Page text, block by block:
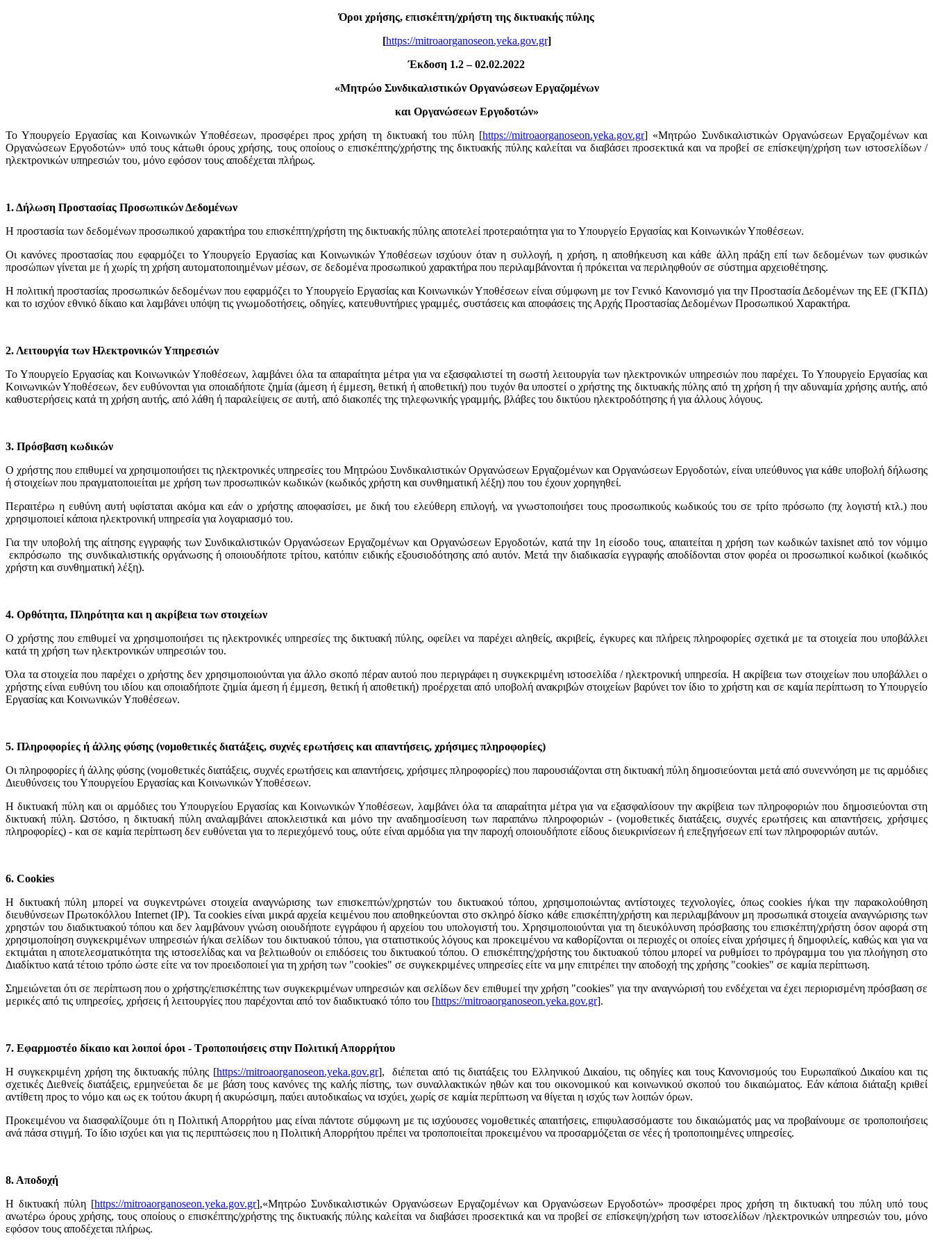
Όροι χρήσης, επισκέπτη/χρήστη της δικτυακής πύλης
[https://mitroaorganoseon.yeka.gov.gr]
Έκδοση 1.2 – 02.02.2022
«Μητρώο Συνδικαλιστικών Οργανώσεων Εργαζομένων
και Οργανώσεων Εργοδοτών»
Το Υπουργείο Εργασίας και Κοινωνικών Υποθέσεων, προσφέρει προς χρήση τη δικτυακή του πύλη [https://mitroaorganoseon.yeka.gov.gr] «Μητρώο Συνδικαλιστικών Οργανώσεων Εργαζομένων και
Οργανώσεων Εργοδοτών» υπό τους κάτωθι όρους χρήσης, τους οποίους ο επισκέπτης/χρήστης της δικτυακής πύλης καλείται να διαβάσει προσεκτικά και να προβεί σε επίσκεψη/χρήση των ιστοσελίδων /
ηλεκτρονικών υπηρεσιών του, μόνο εφόσον τους αποδέχεται πλήρως.
1. Δήλωση Προστασίας Προσωπικών Δεδομένων
H προστασία των δεδομένων προσωπικού χαρακτήρα του επισκέπτη/χρήστη της δικτυακής πύλης αποτελεί προτεραιότητα για το Υπουργείο Εργασίας και Κοινωνικών Υποθέσεων.
Οι κανόνες προστασίας που εφαρμόζει το Υπουργείο Εργασίας και Κοινωνικών Υποθέσεων ισχύουν όταν η συλλογή, η χρήση, η αποθήκευση και κάθε άλλη πράξη επί των δεδομένων των φυσικών
προσώπων γίνεται με ή χωρίς τη χρήση αυτοματοποιημένων μέσων, σε δεδομένα προσωπικού χαρακτήρα που περιλαμβάνονται ή πρόκειται να περιληφθούν σε σύστημα αρχειοθέτησης.
Η πολιτική προστασίας προσωπικών δεδομένων που εφαρμόζει το Υπουργείο Εργασίας και Κοινωνικών Υποθέσεων είναι σύμφωνη με τον Γενικό Κανονισμό για την Προστασία Δεδομένων της ΕΕ (ΓΚΠΔ)
και το ισχύον εθνικό δίκαιο και λαμβάνει υπόψη τις γνωμοδοτήσεις, οδηγίες, κατευθυντήριες γραμμές, συστάσεις και αποφάσεις της Αρχής Προστασίας Δεδομένων Προσωπικού Χαρακτήρα.
2. Λειτουργία των Ηλεκτρονικών Υπηρεσιών
Το Υπουργείο Εργασίας και Κοινωνικών Υποθέσεων, λαμβάνει όλα τα απαραίτητα μέτρα για να εξασφαλιστεί τη σωστή λειτουργία των ηλεκτρονικών υπηρεσιών που παρέχει. Το Υπουργείο Εργασίας και
Κοινωνικών Υποθέσεων, δεν ευθύνονται για οποιαδήποτε ζημία (άμεση ή έμμεση, θετική ή αποθετική) που τυχόν θα υποστεί ο χρήστης της δικτυακής πύλης από τη χρήση ή την αδυναμία χρήσης αυτής, από
καθυστερήσεις κατά τη χρήση αυτής, από λάθη ή παραλείψεις σε αυτή, από διακοπές της τηλεφωνικής γραμμής, βλάβες του δικτύου ηλεκτροδότησης ή για άλλους λόγους.
3. Πρόσβαση κωδικών
Ο χρήστης που επιθυμεί να χρησιμοποιήσει τις ηλεκτρονικές υπηρεσίες του Μητρώου Συνδικαλιστικών Οργανώσεων Εργαζομένων και Οργανώσεων Εργοδοτών, είναι υπεύθυνος για κάθε υποβολή δήλωσης
ή στοιχείων που πραγματοποιείται με χρήση των προσωπικών κωδικών (κωδικός χρήστη και συνθηματική λέξη) που του έχουν χορηγηθεί.
Περαιτέρω η ευθύνη αυτή υφίσταται ακόμα και εάν ο χρήστης αποφασίσει, με δική του ελεύθερη επιλογή, να γνωστοποιήσει τους προσωπικούς κωδικούς του σε τρίτο πρόσωπο (πχ λογιστή κτλ.) που
χρησιμοποιεί κάποια ηλεκτρονική υπηρεσία για λογαριασμό του.
Για την υποβολή της αίτησης εγγραφής των Συνδικαλιστικών Οργανώσεων Εργαζομένων και Οργανώσεων Εργοδοτών, κατά την 1η είσοδο τους, απαιτείται η χρήση των κωδικών taxisnet από τον νόμιμο
εκπρόσωπο της συνδικαλιστικής οργάνωσης ή οποιουδήποτε τρίτου, κατόπιν ειδικής εξουσιοδότησης από αυτόν. Μετά την διαδικασία εγγραφής αποδίδονται στον φορέα οι προσωπικοί κωδικοί (κωδικός
χρήστη και συνθηματική λέξη).
4. Ορθότητα, Πληρότητα και η ακρίβεια των στοιχείων
Ο χρήστης που επιθυμεί να χρησιμοποιήσει τις ηλεκτρονικές υπηρεσίες της δικτυακή πύλης, οφείλει να παρέχει αληθείς, ακριβείς, έγκυρες και πλήρεις πληροφορίες σχετικά με τα στοιχεία που υποβάλλει
κατά τη χρήση των ηλεκτρονικών υπηρεσιών του.
Όλα τα στοιχεία που παρέχει ο χρήστης δεν χρησιμοποιούνται για άλλο σκοπό πέραν αυτού που περιγράφει η συγκεκριμένη ιστοσελίδα / ηλεκτρονική υπηρεσία. Η ακρίβεια των στοιχείων που υποβάλλει ο
χρήστης είναι ευθύνη του ιδίου και οποιαδήποτε ζημία άμεση ή έμμεση, θετική ή αποθετική) προέρχεται από υποβολή ανακριβών στοιχείων βαρύνει τον ίδιο το χρήστη και σε καμία περίπτωση το Υπουργείο
Εργασίας και Κοινωνικών Υποθέσεων.
5. Πληροφορίες ή άλλης φύσης (νομοθετικές διατάξεις, συχνές ερωτήσεις και απαντήσεις, χρήσιμες πληροφορίες)
Οι πληροφορίες ή άλλης φύσης (νομοθετικές διατάξεις, συχνές ερωτήσεις και απαντήσεις, χρήσιμες πληροφορίες) που παρουσιάζονται στη δικτυακή πύλη δημοσιεύονται μετά από συνεννόηση με τις αρμόδιες
Διευθύνσεις του Υπουργείου Εργασίας και Κοινωνικών Υποθέσεων.
Η δικτυακή πύλη και οι αρμόδιες του Υπουργείου Εργασίας και Κοινωνικών Υποθέσεων, λαμβάνει όλα τα απαραίτητα μέτρα για να εξασφαλίσουν την ακρίβεια των πληροφοριών που δημοσιεύονται στη
δικτυακή πύλη. Ωστόσο, η δικτυακή πύλη αναλαμβάνει αποκλειστικά και μόνο την αναδημοσίευση των παραπάνω πληροφοριών - (νομοθετικές διατάξεις, συχνές ερωτήσεις και απαντήσεις, χρήσιμες
πληροφορίες) - και σε καμία περίπτωση δεν ευθύνεται για το περιεχόμενό τους, ούτε είναι αρμόδια για την παροχή οποιουδήποτε είδους διευκρινίσεων ή επεξηγήσεων επί των πληροφοριών αυτών.
6. Cookies
Η δικτυακή πύλη μπορεί να συγκεντρώνει στοιχεία αναγνώρισης των επισκεπτών/χρηστών του δικτυακού τόπου, χρησιμοποιώντας αντίστοιχες τεχνολογίες, όπως cookies ή/και την παρακολούθηση
διευθύνσεων Πρωτοκόλλου Internet (IP). Τα cookies είναι μικρά αρχεία κειμένου που αποθηκεύονται στο σκληρό δίσκο κάθε επισκέπτη/χρήστη και περιλαμβάνουν μη προσωπικά στοιχεία αναγνώρισης των
χρηστών του διαδικτυακού τόπου και δεν λαμβάνουν γνώση οιουδήποτε εγγράφου ή αρχείου του υπολογιστή του. Χρησιμοποιούνται για τη διευκόλυνση πρόσβασης του επισκέπτη/χρήστη όσον αφορά στη
χρησιμοποίηση συγκεκριμένων υπηρεσιών ή/και σελίδων του δικτυακού τόπου, για στατιστικούς λόγους και προκειμένου να καθορίζονται οι περιοχές οι οποίες είναι χρήσιμες ή δημοφιλείς, καθώς και για να
εκτιμάται η αποτελεσματικότητα της ιστοσελίδας και να βελτιωθούν οι επιδόσεις του δικτυακού τόπου. Ο επισκέπτης/χρήστης του δικτυακού τόπου μπορεί να ρυθμίσει το πρόγραμμα του για πλοήγηση στο
Διαδίκτυο κατά τέτοιο τρόπο ώστε είτε να τον προειδοποιεί για τη χρήση των "cookies" σε συγκεκριμένες υπηρεσίες είτε να μην επιτρέπει την αποδοχή της χρήσης "cookies" σε καμία περίπτωση.
Σημειώνεται ότι σε περίπτωση που ο χρήστης/επισκέπτης των συγκεκριμένων υπηρεσιών και σελίδων δεν επιθυμεί την χρήση "cookies" για την αναγνώρισή του ενδέχεται να έχει περιορισμένη πρόσβαση σε
μερικές από τις υπηρεσίες, χρήσεις ή λειτουργίες που παρέχονται από τον διαδικτυακό τόπο του [https://mitroaorganoseon.yeka.gov.gr].
7. Εφαρμοστέο δίκαιο και λοιποί όροι - Τροποποιήσεις στην Πολιτική Απορρήτου
Η συγκεκριμένη χρήση της δικτυακής πύλης [https://mitroaorganoseon.yeka.gov.gr], διέπεται από τις διατάξεις του Ελληνικού Δικαίου, τις οδηγίες και τους Κανονισμούς του Ευρωπαϊκού Δικαίου και τις
σχετικές Διεθνείς διατάξεις, ερμηνεύεται δε με βάση τους κανόνες της καλής πίστης, των συναλλακτικών ηθών και του οικονομικού και κοινωνικού σκοπού του δικαιώματος. Εάν κάποια διάταξη κριθεί
αντίθετη προς το νόμο και ως εκ τούτου άκυρη ή ακυρώσιμη, παύει αυτοδικαίως να ισχύει, χωρίς σε καμία περίπτωση να θίγεται η ισχύς των λοιπών όρων.
Προκειμένου να διασφαλίζουμε ότι η Πολιτική Απορρήτου μας είναι πάντοτε σύμφωνη με τις ισχύουσες νομοθετικές απαιτήσεις, επιφυλασσόμαστε του δικαιώματός μας να προβαίνουμε σε τροποποιήσεις
ανά πάσα στιγμή. Το ίδιο ισχύει και για τις περιπτώσεις που η Πολιτική Απορρήτου πρέπει να τροποποιείται προκειμένου να προσαρμόζεται σε νέες ή τροποποιημένες υπηρεσίες.
8. Αποδοχή
Η δικτυακή πύλη [https://mitroaorganoseon.yeka.gov.gr],«Μητρώο Συνδικαλιστικών Οργανώσεων Εργαζομένων και Οργανώσεων Εργοδοτών» προσφέρει προς χρήση τη δικτυακή του πύλη υπό τους
ανωτέρω όρους χρήσης, τους οποίους ο επισκέπτης/χρήστης της δικτυακής πύλης καλείται να διαβάσει προσεκτικά και να προβεί σε επίσκεψη/χρήση των ιστοσελίδων /ηλεκτρονικών υπηρεσιών του, μόνο
εφόσον τους αποδέχεται πλήρως.